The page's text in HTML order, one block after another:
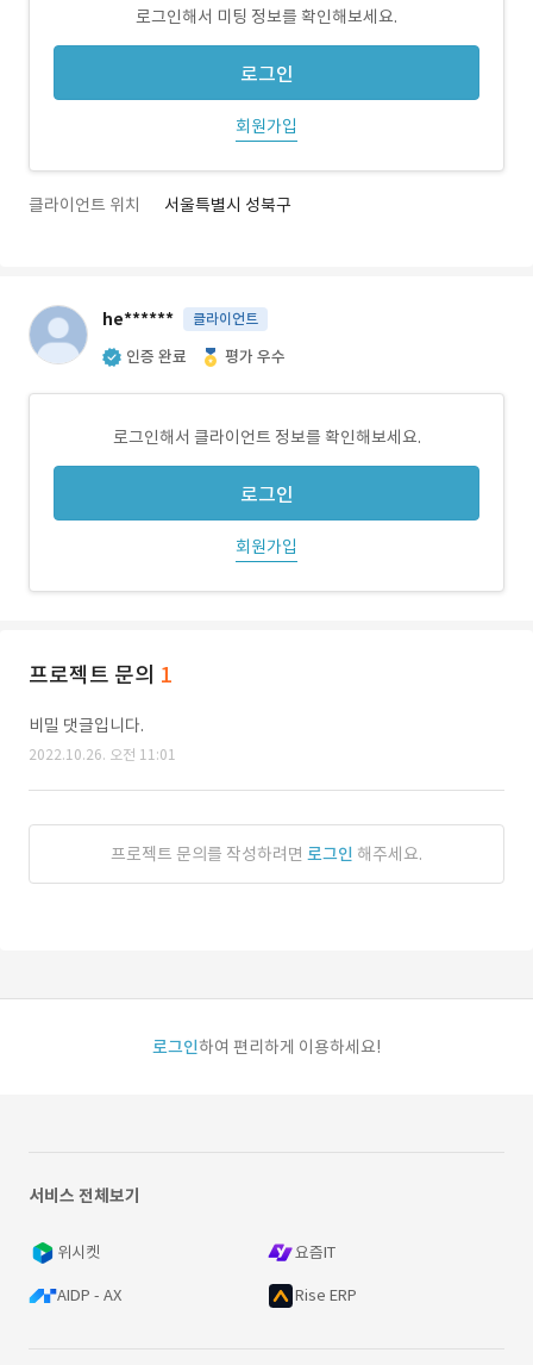
로그인해서 미팅 정보를 확인해보세요.
로그인
회원가입
클라이언트 위치 서울특별시 성북구
he****** 클라이언트
인증 완료 평가 우수
로그인해서 클라이언트 정보를 확인해보세요.
로그인
회원가입
프로젝트 문의 1
비밀 댓글입니다.
2022.10.26. 오전 11:01
프로젝트 문의를 작성하려면 로그인 해주세요.
로그인하여 편리하게 이용하세요!
서비스 전체보기
위시켓 요즘IT
AIDP - AX Rise ERP